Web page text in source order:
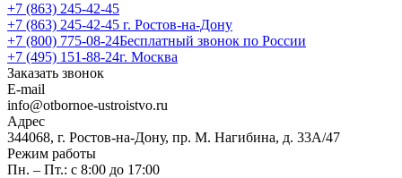
+7 (863) 245-42-45
+7 (863) 245-42-45 г. Ростов-на-Дону
+7 (800) 775-08-24Бесплатный звонок по России
+7 (495) 151-88-24г. Москва
Заказать звонок
E-mail
info@otbornoe-ustroistvo.ru
Адрес
344068, г. Ростов-на-Дону, пр. М. Нагибина, д. 33А/47
Режим работы
Пн. – Пт.: с 8:00 до 17:00